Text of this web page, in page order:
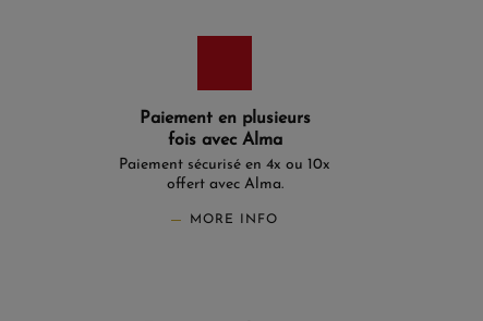
Paiement en plusieurs
fois avec Alma
Paiement sécurisé en 4x ou 10x
offert avec Alma.
MORE INFO